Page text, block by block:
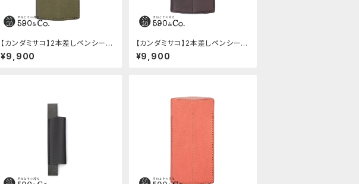
【カンダミサコ】2本差しペンシー
ス・ミネルバボックス (オリーバ)
¥9,900
【カンダミサコ】2本差しペンシー
ス・ショート用 ミネルバボックス
(カスターニョ)
¥9,900